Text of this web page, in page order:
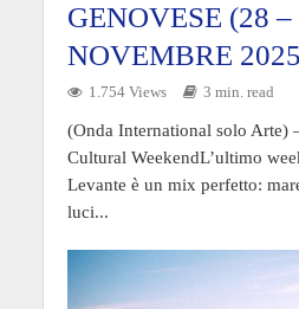
GENOVESE (28 –
NOVEMBRE
1.754 Views 3 min. read
(Onda International solo Arte)
Cultural WeekendL’ultimo
Levante è un mix perfetto:
luci...